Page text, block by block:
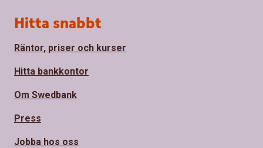
Hitta snabbt
Räntor, priser och kurser
Hitta bankkontor
Om Swedbank
Press
Jobba hos oss